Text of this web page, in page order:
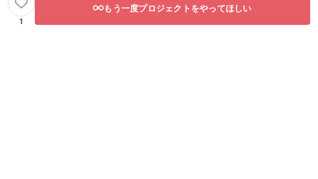
1
もう一度プロジェクトをやってほしい